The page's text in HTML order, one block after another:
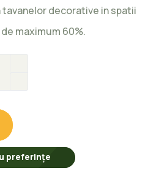
decorative in spatii
maximum 60%.
preferințe